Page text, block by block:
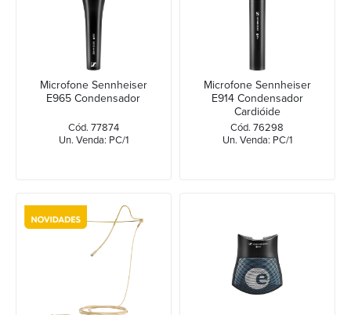
Microfone Sennheiser
E965 Condensador
Cód. 77874
Un. Venda: PC/1
Microfone Sennheiser
E914 Condensador
Cardióide
Cód. 76298
Un. Venda: PC/1